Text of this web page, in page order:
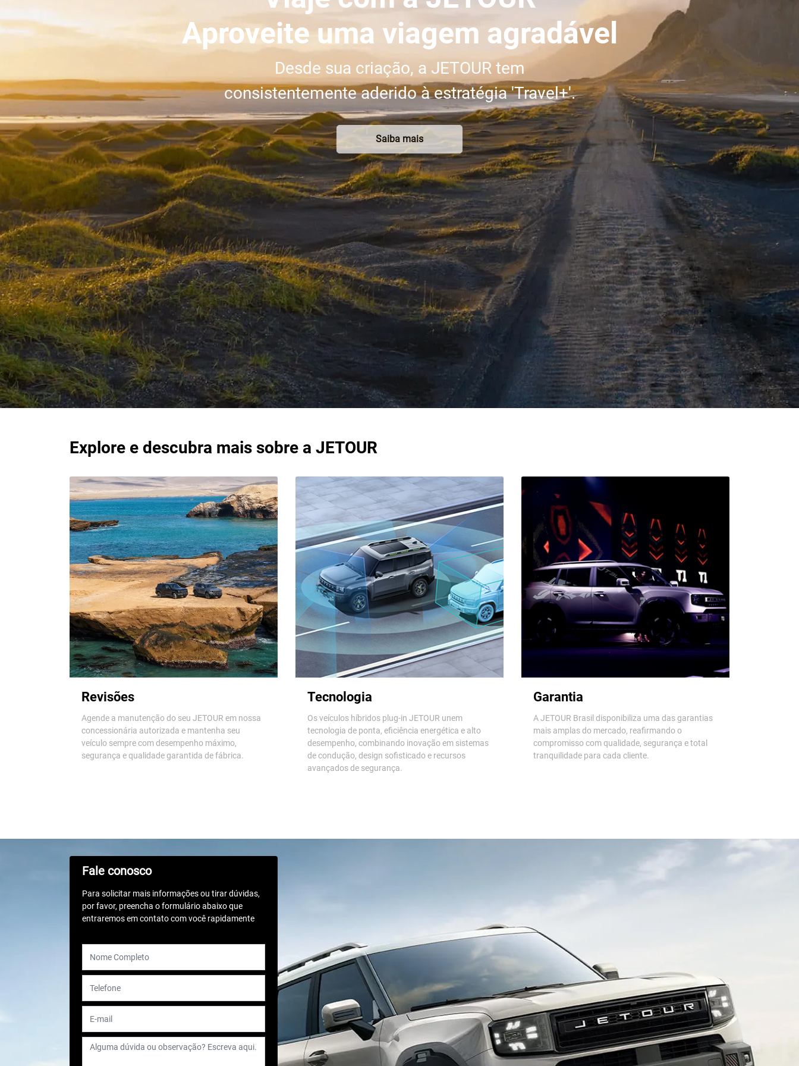
Aproveite uma viagem agradável
Desde sua criação, a JETOUR tem
consistentemente aderido à estratégia 'Travel+'.
Saiba mais
Explore e descubra mais sobre a JETOUR
Revisões
Agende a manutenção do seu JETOUR em nossa
concessionária autorizada e mantenha seu
veículo sempre com desempenho máximo,
segurança e qualidade garantida de fábrica.
Tecnologia
Os veículos híbridos plug-in JETOUR unem
tecnologia de ponta, eficiência energética e alto
desempenho, combinando inovação em sistemas
de condução, design sofisticado e recursos
avançados de segurança.
Garantia
A JETOUR Brasil disponibiliza uma das garantias
mais amplas do mercado, reafirmando o
compromisso com qualidade, segurança e total
tranquilidade para cada cliente.
Fale conosco
Para solicitar mais informações ou tirar dúvidas,
por favor, preencha o formulário abaixo que
entraremos em contato com você rapidamente